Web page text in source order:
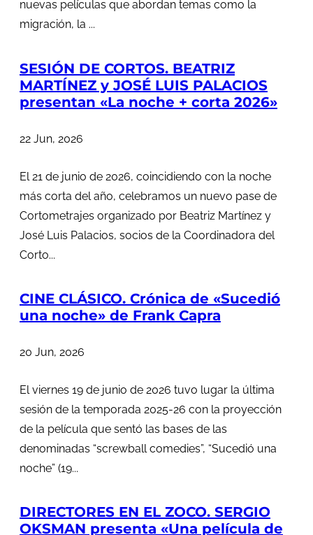
nuevas películas que abordan temas como la
migración, la ...
SESIÓN DE CORTOS. BEATRIZ
MARTÍNEZ y JOSÉ LUIS PALACIOS
presentan «La noche + corta 2026»
22 Jun, 2026
El 21 de junio de 2026, coincidiendo con la noche
más corta del año, celebramos un nuevo pase de
Cortometrajes organizado por Beatriz Martínez y
José Luis Palacios, socios de la Coordinadora del
Corto...
CINE CLÁSICO. Crónica de «Sucedió
una noche» de Frank Capra
20 Jun, 2026
El viernes 19 de junio de 2026 tuvo lugar la última
sesión de la temporada 2025-26 con la proyección
de la película que sentó las bases de las
denominadas “screwball comedies”, “Sucedió una
noche” (19...
DIRECTORES EN EL ZOCO. SERGIO
OKSMAN presenta «Una película de